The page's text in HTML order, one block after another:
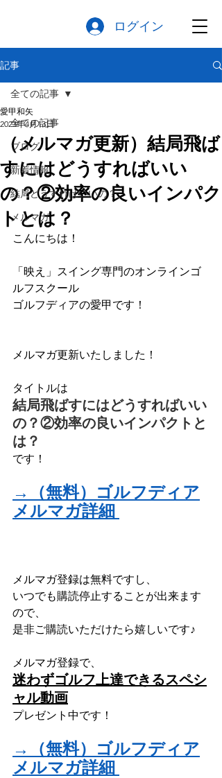
ログイン
記事
全ての記事
ブログ
新着情報
結局どうすればいいの？
メルマガ
全ての記事
（メルマガ更新）結局飛ば
すにはどうすればいい
の？②効率の良いインパク
トとは？
愛甲和矢
2023年4月13日
こんにちは！
「映え」スイング専門のオンラインゴ
ルフスクール
ゴルフディアの愛甲です！
メルマガ更新いたしました！
タイトルは
結局飛ばすにはどうすればいい
の？②効率の良いインパクトと
は？
です！
→（無料）ゴルフディア
メルマガ詳細
メルマガ登録は無料ですし、
いつでも購読停止することが出来ます
ので、
是非ご購読いただけたら嬉しいです♪
メルマガ登録で、
迷わずゴルフ上達できるスペシ
ャル動画
プレゼント中です！
→（無料）ゴルフディア
メルマガ詳細